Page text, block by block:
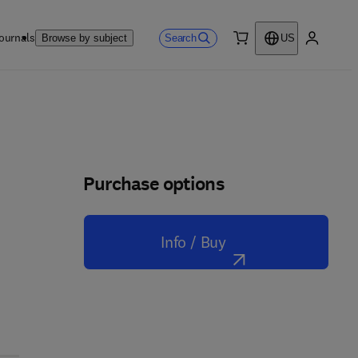
Browse by subject Search
US
Purchase options
Info / Buy